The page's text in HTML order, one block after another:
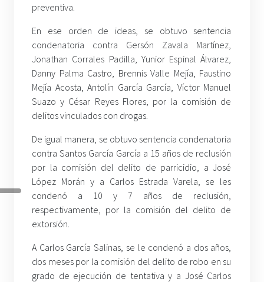
preventiva.
En ese orden de ideas, se obtuvo sentencia
condenatoria contra Gersón Zavala Martínez,
Jonathan Corrales Padilla, Yunior Espinal Álvarez,
Danny Palma Castro, Brennis Valle Mejía, Faustino
Mejía Acosta, Antolín García García, Víctor Manuel
Suazo y César Reyes Flores, por la comisión de
delitos vinculados con drogas.
De igual manera, se obtuvo sentencia condenatoria
contra Santos García García a 15 años de reclusión
por la comisión del delito de parricidio, a José
López Morán y a Carlos Estrada Varela, se les
condenó a 10 y 7 años de reclusión,
respectivamente, por la comisión del delito de
extorsión.
A Carlos García Salinas, se le condenó a dos años,
dos meses por la comisión del delito de robo en su
grado de ejecución de tentativa y a José Carlos